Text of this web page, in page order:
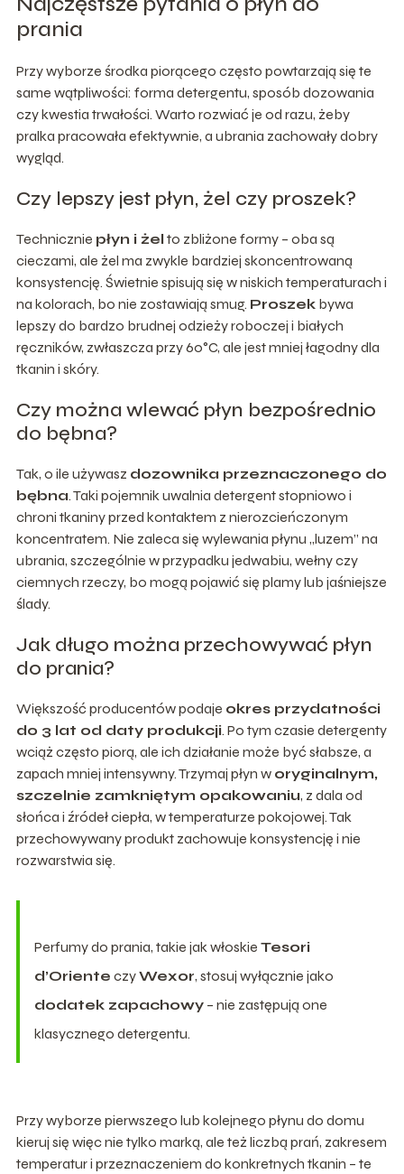
prania
Przy wyborze środka piorącego często powtarzają się te
same wątpliwości: forma detergentu, sposób dozowania
czy kwestia trwałości. Warto rozwiać je od razu, żeby
pralka pracowała efektywnie, a ubrania zachowały dobry
wygląd.
Czy lepszy jest płyn, żel czy proszek?
Technicznie płyn i żel to zbliżone formy – oba są
cieczami, ale żel ma zwykle bardziej skoncentrowaną
konsystencję. Świetnie spisują się w niskich temperaturach i
na kolorach, bo nie zostawiają smug. Proszekbywa
lepszy do bardzo brudnej odzieży roboczej i białych
ręczników, zwłaszcza przy 60°C, ale jest mniej łagodny dla
tkanin i skóry.
Czy można wlewać płyn bezpośrednio
do bębna?
Tak, o ile używasz dozownika przeznaczonego do
bębna. Taki pojemnik uwalnia detergent stopniowo i
chroni tkaniny przed kontaktem z nierozcieńczonym
koncentratem. Nie zaleca się wylewania płynu „luzem” na
ubrania, szczególnie w przypadku jedwabiu, wełny czy
ciemnych rzeczy, bo mogą pojawić się plamy lub jaśniejsze
ślady.
Jak długo można przechowywać płyn
do prania?
Większość producentów podaje okres przydatności
do 3 lat od daty produkcji. Po tym czasie detergenty
wciąż często piorą, ale ich działanie może być słabsze, a
zapach mniej intensywny. Trzymaj płyn w oryginalnym,
szczelnie zamkniętym opakowaniu, z dala od
słońca i źródeł ciepła, w temperaturze pokojowej. Tak
przechowywany produkt zachowuje konsystencję i nie
rozwarstwia się.
Perfumy do prania, takie jak włoskie Tesori
d’Oriente czyWexor, stosuj wyłącznie jako
dodatek zapachowy– nie zastępują one
klasycznego detergentu.
Przy wyborze pierwszego lub kolejnego płynu do domu
kieruj się więc nie tylko marką, ale też liczbą prań, zakresem
temperatur i przeznaczeniem do konkretnych tkanin – te